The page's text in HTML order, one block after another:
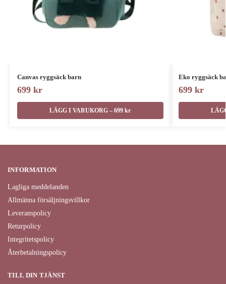
Canvas ryggsäck barn
699 kr
LÄGG I VARUKORG – 699 kr
Eko ryggsäck
699 kr
INFORMATION
Lagliga meddelanden
Allmänna försäljningsvillkor
Leveranspolicy
Returpolicy
Integritetspolicy
Återbetalningspolicy
TILL DIN TJÄNST